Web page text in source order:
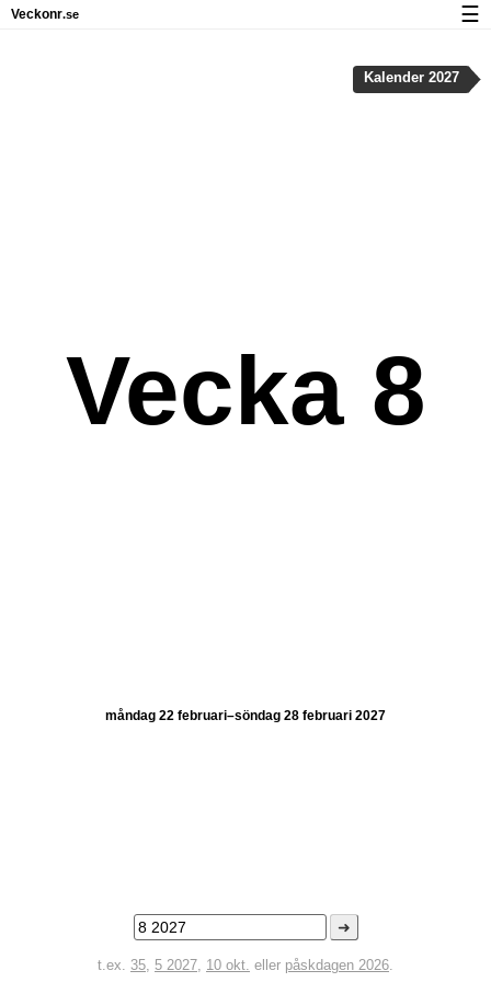
Vecka 8
måndag 22 februari–söndag 28 februari 2027
➜
t.ex. 35, 5 2027, 10 okt. eller påskdagen 2026.
Kalender 2027
Veckonr.se ☰